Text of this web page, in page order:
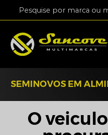
SEMINOVOS EM
O